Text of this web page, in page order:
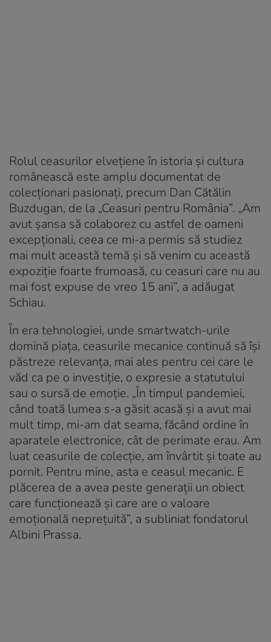
Rolul ceasurilor elvețiene în istoria și cultura
românească este amplu documentat de
colecționari pasionați, precum Dan Cătălin
Buzdugan, de la „Ceasuri pentru România”. „Am
avut șansa să colaborez cu astfel de oameni
excepționali, ceea ce mi-a permis să studiez
mai mult această temă și să venim cu această
expoziție foarte frumoasă, cu ceasuri care nu au
mai fost expuse de vreo 15 ani”, a adăugat
Schiau.
În era tehnologiei, unde smartwatch-urile
domină piața, ceasurile mecanice continuă să își
păstreze relevanța, mai ales pentru cei care le
văd ca pe o investiție, o expresie a statutului
sau o sursă de emoție. „În timpul pandemiei,
când toată lumea s-a găsit acasă și a avut mai
mult timp, mi-am dat seama, făcând ordine în
aparatele electronice, cât de perimate erau. Am
luat ceasurile de colecție, am învârtit și toate au
pornit. Pentru mine, asta e ceasul mecanic. E
plăcerea de a avea peste generații un obiect
care funcționează și care are o valoare
emoțională neprețuită”, a subliniat fondatorul
Albini Prassa.